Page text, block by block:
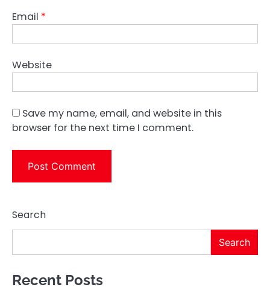
Email *
Website
Save my name, email, and website in this
browser for the next time I comment.
Search
Search
Recent Posts